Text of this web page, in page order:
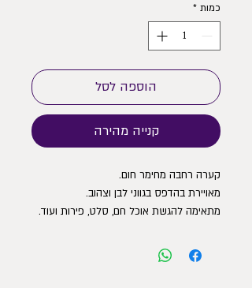
כמות *
הוספה לסל
קנייה מהירה
קערה רחבה מחימר חום.
מאויירת בהדפס בגווני לבן וצהוב.
מתאימה להגשת אוכל חם, סלט, פירות ועוד.
ממעברים קיצוניים בין חום לקור.
קוטר 22.5 ס״מ